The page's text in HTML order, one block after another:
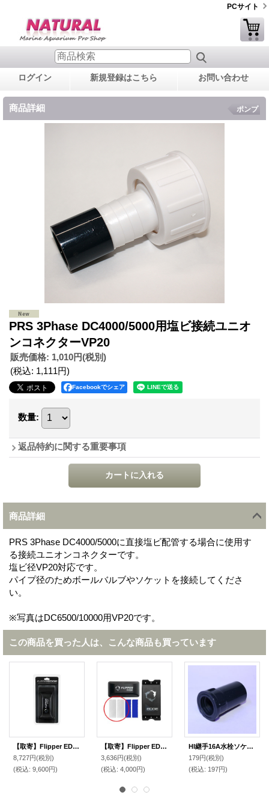
PCサイト
ログイン 新規登録はこちら お問い合わせ
商品詳細 ポンプ
PRS 3Phase DC4000/5000用塩ビ接続ユニオ
ンコネクターVP20
販売価格: 1,010円(税別)
(税込: 1,111円)
Facebookでシェア
数量:
返品特約に関する重要事項
商品詳細
PRS 3Phase DC4000/5000に直接塩ビ配管する場合に使用す
る接続ユニオンコネクターです。
塩ビ径VP20対応です。
パイプ径のためボールバルブやソケットを接続してくださ
い。
※写真はDC6500/10000用VP20です。
この商品を買った人は、こんな商品も買っています
【取寄】Flipper EDGE（対応ガラス厚9~12mm以内）
8,727円(税別)
(税込: 9,600円)
【取寄】Flipper EDGE用交換ステンレスブレード（4枚入）
3,636円(税別)
(税込: 4,000円)
HI継手16A水栓ソケット
179円(税別)
(税込: 197円)